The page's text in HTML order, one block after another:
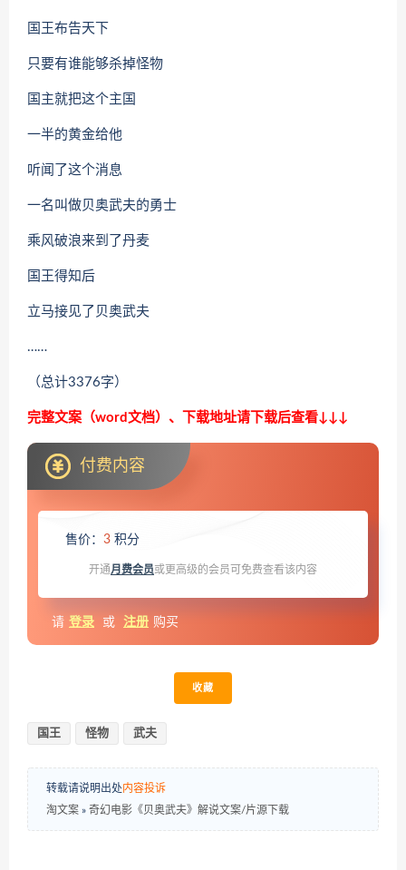
国王布告天下
只要有谁能够杀掉怪物
国主就把这个主国
一半的黄金给他
听闻了这个消息
一名叫做贝奥武夫的勇士
乘风破浪来到了丹麦
国王得知后
立马接见了贝奥武夫
……
（总计3376字）
完整文案（word文档）、下载地址请下载后查看↓↓↓
付费内容
售价： 3 积分
开通月费会员或更高级的会员可免费查看该内容
请 登录 或 注册 购买
收藏
国王 怪物 武夫
转载请说明出处内容投诉
淘文案 » 奇幻电影《贝奥武夫》解说文案/片源下载